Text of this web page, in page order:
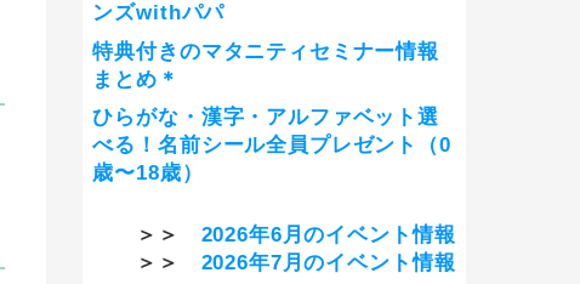
ンズwithパパ
特典付きのマタニティセミナー情報
まとめ＊
ひらがな・漢字・アルファベット選
べる！名前シール全員プレゼント（0
歳〜18歳）
＞＞ 2026年6月のイベント情報
＞＞ 2026年7月のイベント情報